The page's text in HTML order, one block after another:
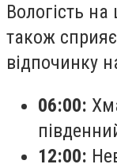
Вологість
також
відпочинку
06:00:
12:00: